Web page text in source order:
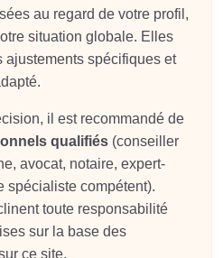
au regard de votre profil,
situation globale. Elles
ajustements spécifiques et
il est recommandé de
qualifiés (conseiller
avocat, notaire, expert-
spécialiste compétent).
toute responsabilité
sur la base des
ce site.